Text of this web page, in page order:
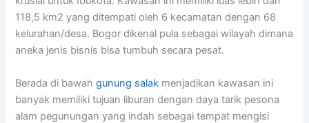
118,5 km2 yang ditempati oleh 6 kecamatan dengan 68
kelurahan/desa. Bogor dikenal pula sebagai wilayah dimana
aneka jenis bisnis bisa tumbuh secara pesat.
Berada di bawahgunung salak menjadikan kawasan ini
banyak memiliki tujuan liburan dengan daya tarik pesona
alam pegunungan yang indah sebagai tempat mengisi